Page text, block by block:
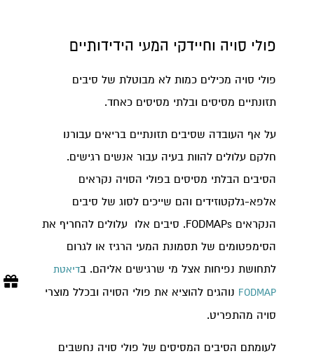
פולי סויה וחיידקי המעי הידידותיים
פולי סויה מכילים כמות לא מבוטלת של סיבים
תזונתיים מסיסים ובלתי מסיסים כאחד.
על אף העובדה שסיבים תזונתיים בריאים עבורנו
חלקם עלולים להוות בעיה עבור אנשים רגישים.
הסיבים הבלתי מסיסים בפולי הסויה נקראים
אלפא-גלקטוזידים והם שייכים לסוג של סיבים
הנקראים FODMAPs. סיבים אלו עלולים להחריף את
הסימפטומים של תסמונת המעי הרגיז או לגרום
לתחושת נפיחות אצל מי שרגישים אליהם. בדיאטת
FODMAP נוהגים להוציא את פולי הסויה ובכלל מוצרי
סויה מהתפריט.
לעומתם הסיבים המסיסים של פולי סויה נחשבים